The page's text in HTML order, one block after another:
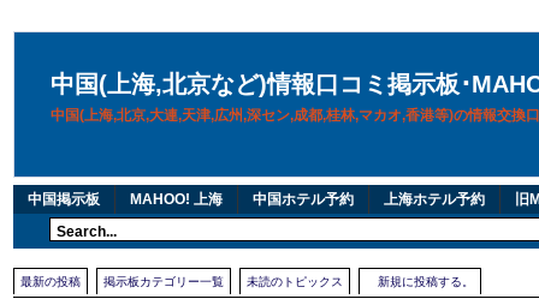
中国(上海,北京など)情報口コミ掲示板･
中国(上海,北京,大連,天津,広州,深セン,成都,桂林,マカオ,香港等)の情報交換
中国掲示板 MAHOO! 上海 中国ホテル予約 上海ホテル予約 旧
最新の投稿 掲示板カテゴリー一覧 未読のトピックス 新規に投稿する。